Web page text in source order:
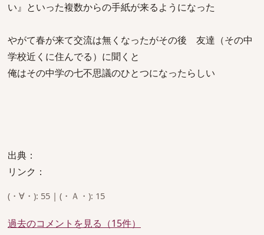
い』といった複数からの手紙が来るようになった
やがて春が来て交流は無くなったがその後 友達（その中
学校近くに住んでる）に聞くと
俺はその中学の七不思議のひとつになったらしい
出典：
リンク：
(・∀・): 55 | (・Ａ・): 15
過去のコメントを見る（15件）